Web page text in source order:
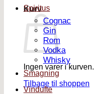
Kurv
Ingen varer i kurven.
Tilbage til shoppen
Spiritus
Cognac
Gin
Rom
Vodka
Whisky
Smagning
Vindufte